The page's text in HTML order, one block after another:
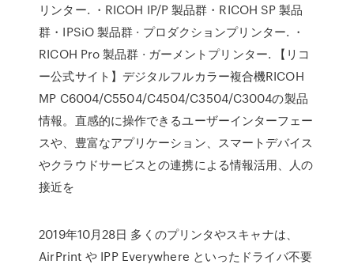
リンター. ・RICOH IP/P 製品群・RICOH SP 製品
群・IPSiO 製品群 · プロダクションプリンター. ・
RICOH Pro 製品群 · ガーメントプリンター. 【リコ
ー公式サイト】デジタルフルカラー複合機RICOH
MP C6004/C5504/C4504/C3504/C3004の製品
情報。直感的に操作できるユーザーインターフェー
スや、豊富なアプリケーション、スマートデバイス
やクラウドサービスとの連携による情報活用、人の
接近を
2019年10月28日 多くのプリンタやスキャナは、
AirPrint や IPP Everywhere といったドライバ不要